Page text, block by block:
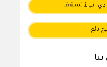
نبالأ تسقف
بائع